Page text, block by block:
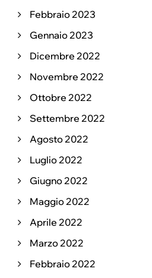
Febbraio 2023
Gennaio 2023
Dicembre 2022
Novembre 2022
Ottobre 2022
Settembre 2022
Agosto 2022
Luglio 2022
Giugno 2022
Maggio 2022
Aprile 2022
Marzo 2022
Febbraio 2022